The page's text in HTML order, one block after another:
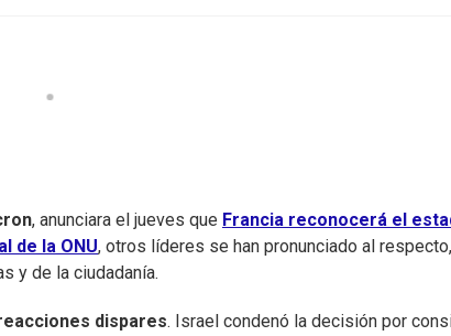
, anunciara el jueves que Francia reconocerá el
de la ONU, otros líderes se han pronunciado al
y de la ciudadanía.
dispares. Israel condenó la decisión por